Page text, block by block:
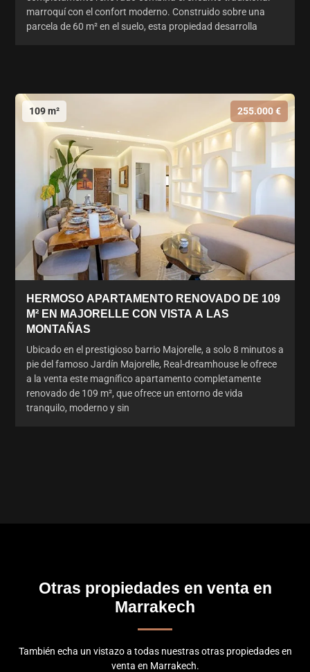
marroquí con el confort moderno. Construido sobre una
parcela de 60 m² en el suelo, esta propiedad desarrolla
109 m² 255.000 €
HERMOSO APARTAMENTO RENOVADO DE 109
M² EN MAJORELLE CON VISTA A LAS
MONTAÑAS
Ubicado en el prestigioso barrio Majorelle, a solo 8 minutos a
pie del famoso Jardín Majorelle, Real-dreamhouse le ofrece
a la venta este magnífico apartamento completamente
renovado de 109 m², que ofrece un entorno de vida
tranquilo, moderno y sin
Otras propiedades en venta en
Marrakech
También echa un vistazo a todas nuestras otras propiedades en
venta en Marrakech.